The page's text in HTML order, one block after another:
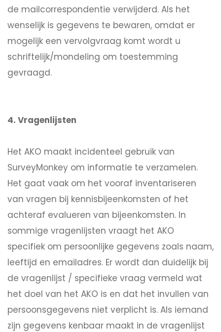
de mailcorrespondentie verwijderd. Als het
wenselijk is gegevens te bewaren, omdat er
mogelijk een vervolgvraag komt wordt u
schriftelijk/mondeling om toestemming
gevraagd.
4. Vragenlijsten
Het AKO maakt incidenteel gebruik van
SurveyMonkey om informatie te verzamelen.
Het gaat vaak om het vooraf inventariseren
van vragen bij kennisbijeenkomsten of het
achteraf evalueren van bijeenkomsten. In
sommige vragenlijsten vraagt het AKO
specifiek om persoonlijke gegevens zoals naam,
leeftijd en emailadres. Er wordt dan duidelijk bij
de vragenlijst / specifieke vraag vermeld wat
het doel van het AKO is en dat het invullen van
persoonsgegevens niet verplicht is. Als iemand
zijn gegevens kenbaar maakt in de vragenlijst